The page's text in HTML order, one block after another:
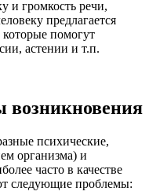
и громкость речи,
предлагается
которые помогут
астении и т.п.
возникновения
психические,
организма) и
часто в качестве
следующие проблемы: